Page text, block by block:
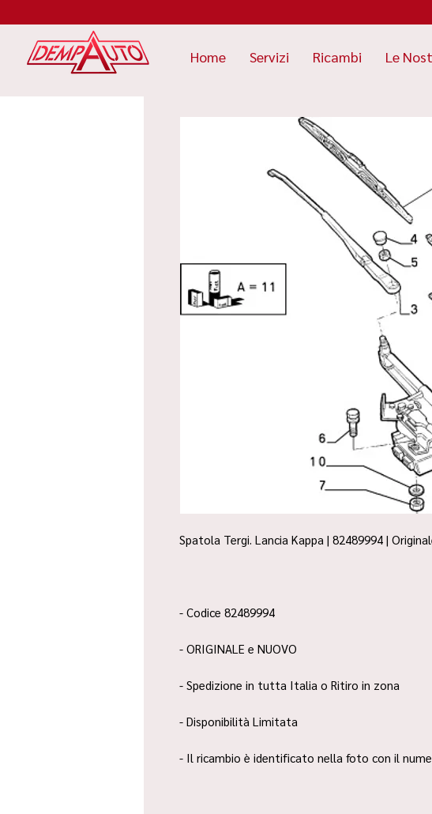
Home Servizi Ricambi Le
Spatola Tergi. Lancia Kappa | 82489994 |
- Codice 82489994
- ORIGINALE e NUOVO
- Spedizione in tutta Italia o Ritiro in zona
- Disponibilità Limitata
- Il ricambio è identificato nella foto con il